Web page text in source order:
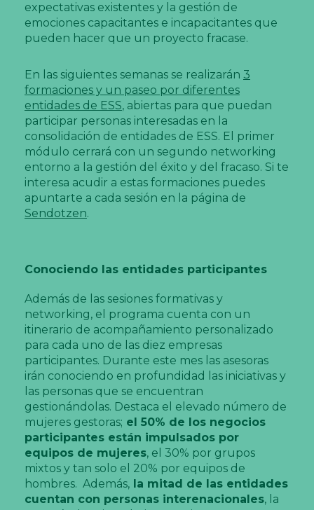
expectativas existentes y la gestión de
emociones capacitantes e incapacitantes que
pueden hacer que un proyecto fracase.
En las siguientes semanas se realizarán 3
formaciones y un paseo por diferentes
entidades de ESS, abiertas para que puedan
participar personas interesadas en la
consolidación de entidades de ESS. El primer
módulo cerrará con un segundo networking
entorno a la gestión del éxito y del fracaso. Si te
interesa acudir a estas formaciones puedes
apuntarte a cada sesión en la página de
Sendotzen.
Conociendo las entidades participantes
Además de las sesiones formativas y
networking, el programa cuenta con un
itinerario de acompañamiento personalizado
para cada uno de las diez empresas
participantes. Durante este mes las asesoras
irán conociendo en profundidad las iniciativas y
las personas que se encuentran
gestionándolas. Destaca el elevado número de
mujeres gestoras; el 50% de los negocios
participantes están impulsados por
equipos de mujeres, el 30% por grupos
mixtos y tan solo el 20% por equipos de
hombres. Además,la mitad de las entidades
cuentan con personas interenacionales, la